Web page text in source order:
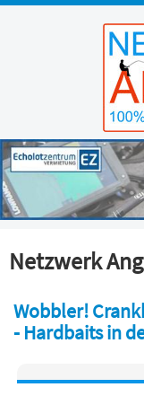
Netzwerk
Wobbler!
- Hardbaits in